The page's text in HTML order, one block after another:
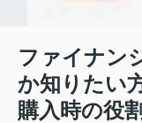
ファイナン
か知りたい
購入時の役